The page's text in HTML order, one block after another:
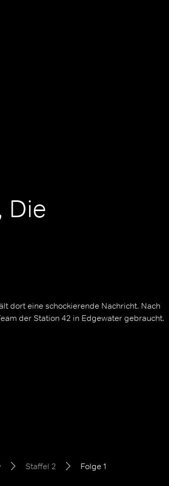
Die
dort eine schockierende Nachricht. Nach
der Station 42 in Edgewater gebraucht.
Staffel 2 Folge 1